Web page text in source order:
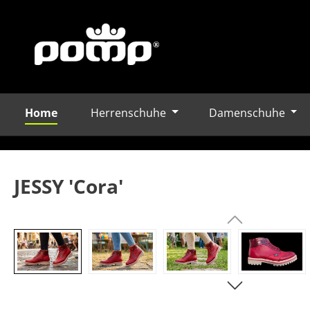
Hauptinhalt springen
Zur Suche springen
Zur Hauptnavigation springen
Home Herrenschuhe Damenschuhe
JESSY 'Cora'
Bildergalerie überspringen